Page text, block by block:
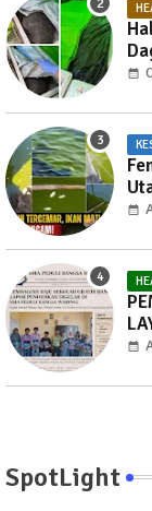
SpotLight